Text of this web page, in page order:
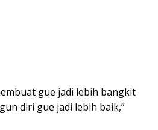
gue jadi lebih bangkit
diri gue jadi lebih baik,”